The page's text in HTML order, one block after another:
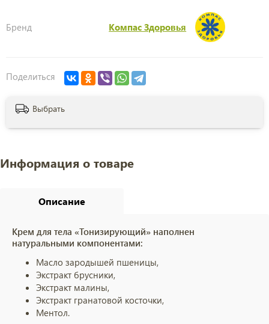
Бренд Компас Здоровья
Поделиться
Выбрать
Информация о товаре
Описание
Крем для тела «Тонизирующий» наполнен
натуральными компонентами:
Масло зародышей пшеницы,
Экстракт брусники,
Экстракт малины,
Экстракт гранатовой косточки,
Ментол.